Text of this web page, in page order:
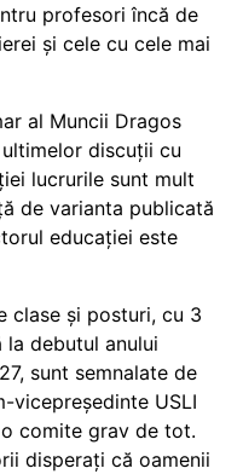
profesori încă de
și cele cu cele mai
al Muncii Dragos
ultimelor discuții cu
lucrurile sunt mult
de varianta publicată
educației este
clase și posturi, cu 3
la debutul anului
sunt semnalate de
vicepreședinte USLI
comite grav de tot.
disperați că oamenii